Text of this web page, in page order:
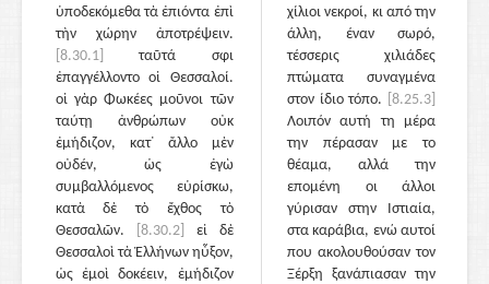
ὑποδεκόμεθα τὰ ἐπιόντα ἐπὶ
τὴν χώρην ἀποτρέψειν.
[8.30.1]
ταῦτά σφι
ἐπαγγέλλοντο οἱ Θεσσαλοί.
οἱ γὰρ Φωκέες μοῦνοι τῶν
ταύτῃ ἀνθρώπων οὐκ
ἐμήδιζον, κατ᾽ ἄλλο μὲν
οὐδέν, ὡς ἐγὼ
συμβαλλόμενος εὑρίσκω,
κατὰ δὲ τὸ ἔχθος τὸ
Θεσσαλῶν.
[8.30.2]
εἰ δὲ
Θεσσαλοὶ τὰ Ἑλλήνων ηὖξον,
ὡς ἐμοὶ δοκέειν, ἐμήδιζον
χίλιοι νεκροί, κι από την
άλλη, έναν σωρό,
τέσσερις χιλιάδες
πτώματα συναγμένα
στον ίδιο τόπο.
[8.25.3]
Λοιπόν αυτή τη μέρα
την πέρασαν με το
θέαμα, αλλά την
επομένη οι άλλοι
γύρισαν στην Ιστιαία,
στα καράβια, ενώ αυτοί
που ακολουθούσαν τον
Ξέρξη ξανάπιασαν την